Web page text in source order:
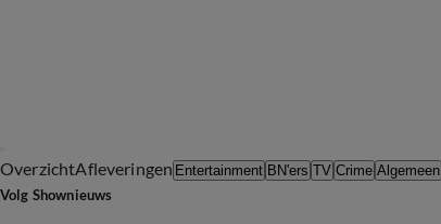
OverzichtAfleveringen Entertainment BN'ers TV Crime Algemeen
Volg Shownieuws